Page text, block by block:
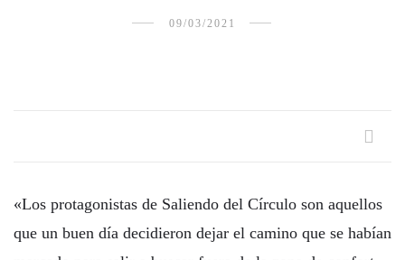
09/03/2021
«Los protagonistas de Saliendo del Círculo son aquellos
que un buen día decidieron dejar el camino que se habían